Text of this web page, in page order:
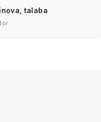
talaba